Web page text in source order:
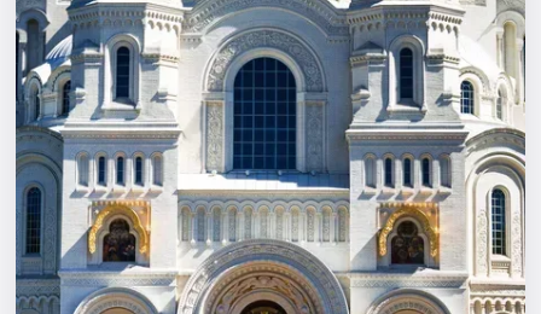
Города
Площадки
Артисты
Рейтинги